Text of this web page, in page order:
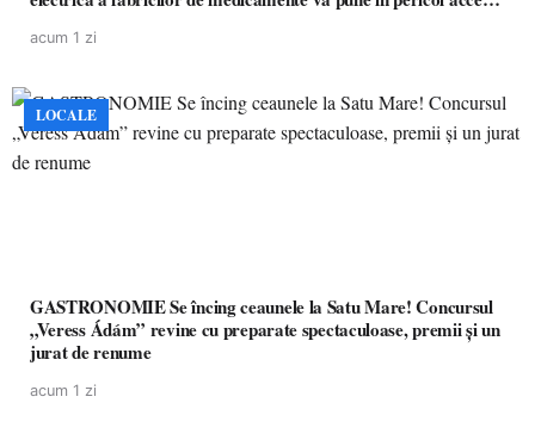
acum 1 zi
LOCALE
GASTRONOMIE Se încing ceaunele la Satu Mare! Concursul
„Veress Ádám” revine cu preparate spectaculoase, premii și un
jurat de renume
acum 1 zi